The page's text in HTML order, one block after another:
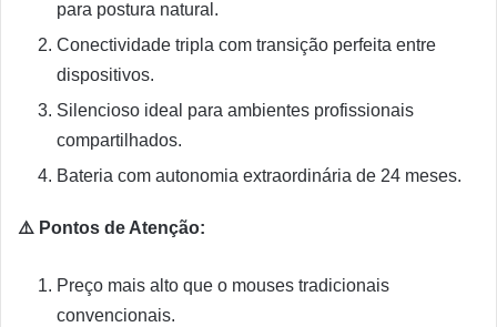
para postura natural.
Conectividade tripla com transição perfeita entre
dispositivos.
Silencioso ideal para ambientes profissionais
compartilhados.
Bateria com autonomia extraordinária de 24 meses.
⚠️ Pontos de Atenção:
Preço mais alto que o mouses tradicionais
convencionais.